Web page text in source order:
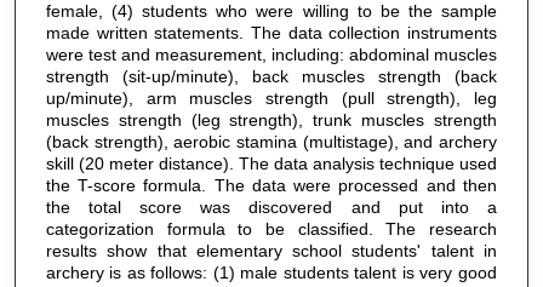
female, (4) students who were willing to be the sample
made written statements. The data collection instruments
were test and measurement, including: abdominal muscles
strength (sit-up/minute), back muscles strength (back
up/minute), arm muscles strength (pull strength), leg
muscles strength (leg strength), trunk muscles strength
(back strength), aerobic stamina (multistage), and archery
skill (20 meter distance). The data analysis technique used
the T-score formula. The data were processed and then
the total score was discovered and put into a
categorization formula to be classified. The research
results show that elementary school students' talent in
archery is as follows: (1) male students talent is very good